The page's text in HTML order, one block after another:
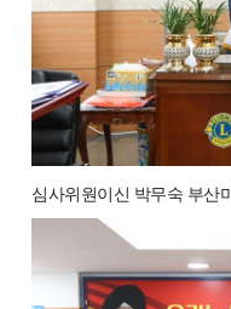
심사위원이신 박무숙 부산